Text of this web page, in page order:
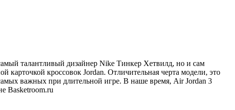
талантливый дизайнер Nike Тинкер Хетвилд, но и сам
кроссовок Jordan. Отличительная черта модели, это
важных при длительной игре. В наше время, Air Jordan 3
Basketroom.ru